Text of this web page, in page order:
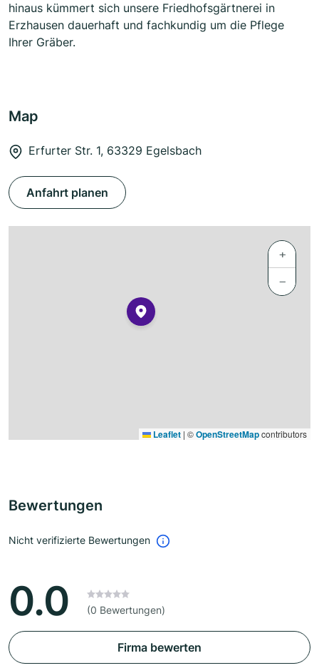
hinaus kümmert sich unsere Friedhofsgärtnerei in
Erzhausen dauerhaft und fachkundig um die Pflege
Ihrer Gräber.
Map
Erfurter Str. 1, 63329 Egelsbach
Anfahrt planen
+
−
Leaflet | ©OpenStreetMapcontributors
Bewertungen
Nicht verifizierte Bewertungen
0.0 (0 Bewertungen)
Firma bewerten